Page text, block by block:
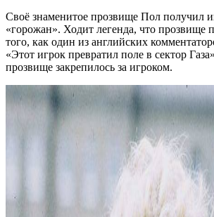
Своё знаменитое прозвище Пол получил
«горожан». Ходит легенда, что прозвище
того, как один из английских
«Этот игрок превратил поле в сектор
прозвище закрепилось за игроком.